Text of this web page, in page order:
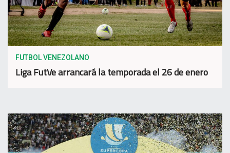
FUTBOL VENEZOLANO
Liga FutVe arrancará la temporada el 26 de enero